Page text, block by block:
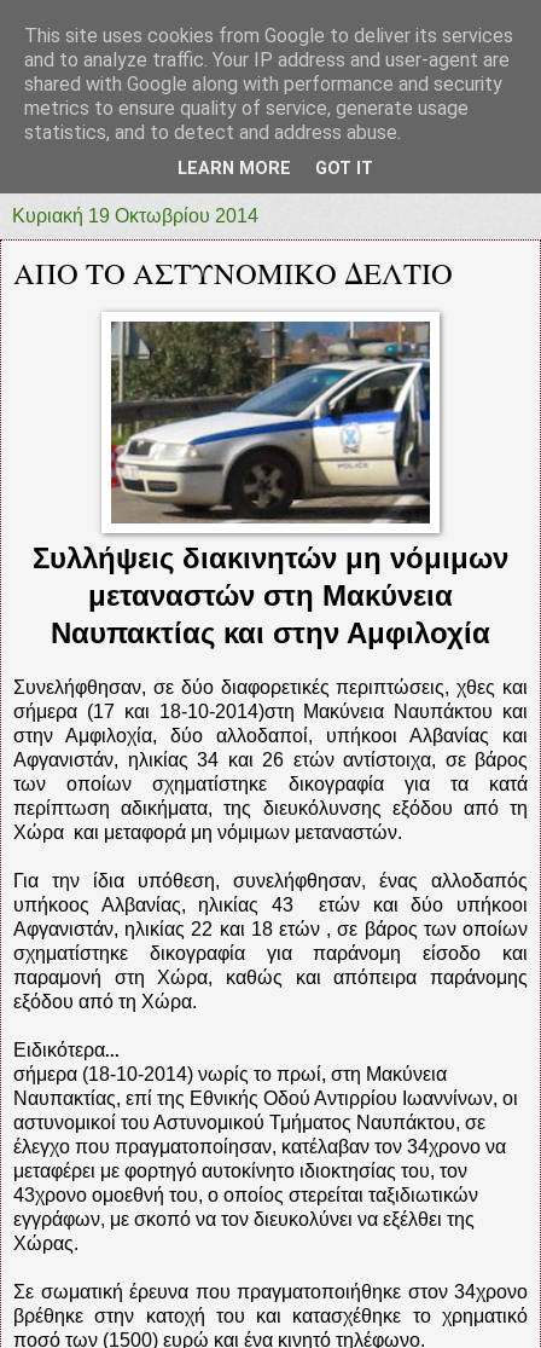
prototypia
"ΠΡΩΤΟΤΥΠΙΑ" * ΑΝΕΞΑΡΤΗΤΗ-ΗΛΕΚΤΡΟΝΙΚΗ-
Κυριακή 19 Οκτωβρίου 2014
ΑΠΟ ΤΟ ΑΣΤΥΝΟΜΙΚΟ ΔΕΛΤΙΟ
Συλλήψεις διακινητών μη νόμιμων
μεταναστών στη Μακύνεια
Ναυπακτίας και στην Αμφιλοχία
Συνελήφθησαν, σε δύο διαφορετικές περιπτώσεις, χθες και
σήμερα (17 και 18-10-2014)στη Μακύνεια Ναυπάκτου και
στην Αμφιλοχία, δύο αλλοδαποί, υπήκοοι Αλβανίας και
Αφγανιστάν, ηλικίας 34 και 26 ετών αντίστοιχα, σε βάρος
των οποίων σχηματίστηκε δικογραφία για τα κατά
περίπτωση αδικήματα, της διευκόλυνσης εξόδου από τη
Χώρα και μεταφορά μη νόμιμων μεταναστών.
Για την ίδια υπόθεση, συνελήφθησαν, ένας αλλοδαπός
υπήκοος Αλβανίας, ηλικίας 43 ετών και δύο υπήκοοι
Αφγανιστάν, ηλικίας 22 και 18 ετών , σε βάρος των οποίων
σχηματίστηκε δικογραφία για παράνομη είσοδο και
παραμονή στη Χώρα, καθώς και απόπειρα παράνομης
εξόδου από τη Χώρα.
Ειδικότερα...
σήμερα (18-10-2014) νωρίς το πρωί, στη Μακύνεια
Ναυπακτίας, επί της Εθνικής Οδού Αντιρρίου Ιωαννίνων, οι
αστυνομικοί του Αστυνομικού Τμήματος Ναυπάκτου, σε
έλεγχο που πραγματοποίησαν, κατέλαβαν τον 34χρονο να
μεταφέρει με φορτηγό αυτοκίνητο ιδιοκτησίας του, τον
43χρονο ομοεθνή του, ο οποίος στερείται ταξιδιωτικών
εγγράφων, με σκοπό να τον διευκολύνει να εξέλθει της
Χώρας.
Σε σωματική έρευνα που πραγματοποιήθηκε στον 34χρονο
βρέθηκε στην κατοχή του και κατασχέθηκε το χρηματικό
ποσό των (1500) ευρώ και ένα κινητό τηλέφωνο.
This site uses cookies from Google to deliver its services
and to analyze traffic. Your IP address and user-agent are
shared with Google along with performance and security
metrics to ensure quality of service, generate usage
statistics, and to detect and address abuse.
LEARN MORE GOT IT